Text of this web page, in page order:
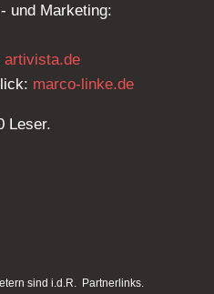
und Marketing:
artivista.de
marco-linke.de
Leser.
sind i.d.R. Partnerlinks.